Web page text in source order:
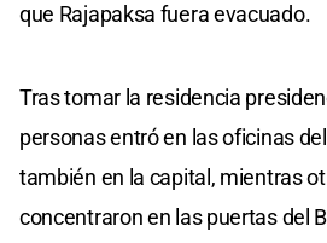
que Rajapaksa fuera evacuado.
Tras tomar la residencia
personas entró en las oficinas
también en la capital, mientras
concentraron en las puertas del